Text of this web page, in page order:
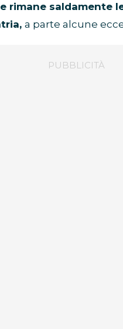
rimane saldamente
a parte alcune